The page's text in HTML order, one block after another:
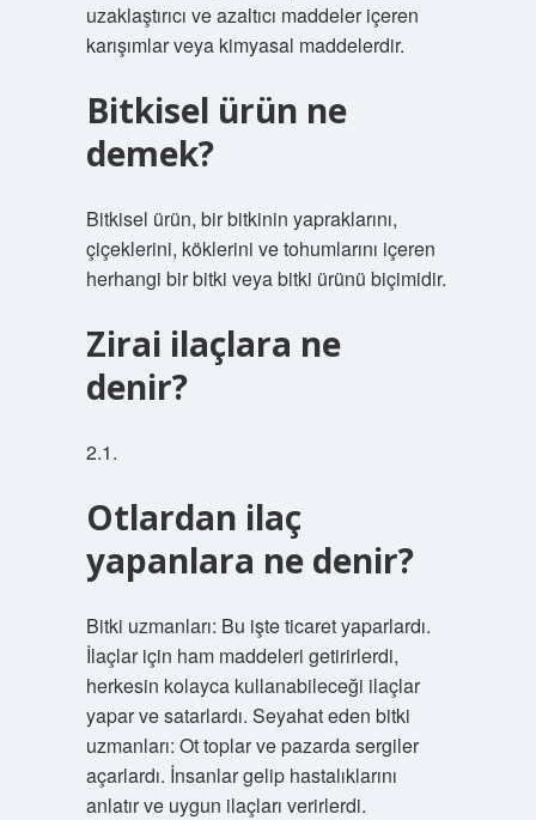
uzaklaştırıcı ve azaltıcı maddeler içeren
karışımlar veya kimyasal maddelerdir.
Bitkisel ürün ne
demek?
Bitkisel ürün, bir bitkinin yapraklarını,
çiçeklerini, köklerini ve tohumlarını içeren
herhangi bir bitki veya bitki ürünü biçimidir.
Zirai ilaçlara ne
denir?
2.1.
Otlardan ilaç
yapanlara ne denir?
Bitki uzmanları: Bu işte ticaret yaparlardı.
İlaçlar için ham maddeleri getirirlerdi,
herkesin kolayca kullanabileceği ilaçlar
yapar ve satarlardı. Seyahat eden bitki
uzmanları: Ot toplar ve pazarda sergiler
açarlardı. İnsanlar gelip hastalıklarını
anlatır ve uygun ilaçları verirlerdi.